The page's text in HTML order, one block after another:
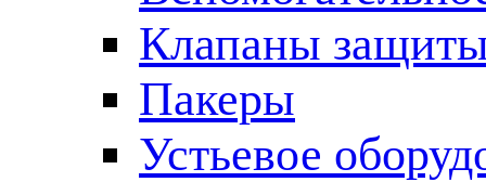
Клапаны
Пакеры
Устьевое